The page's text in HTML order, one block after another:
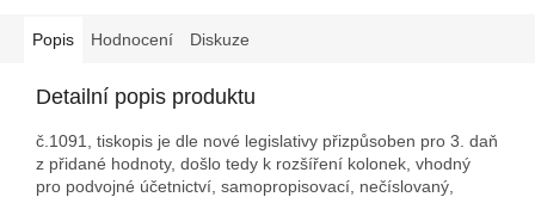
Popis Hodnocení Diskuze
Detailní popis produktu
č.1091, tiskopis je dle nové legislativy přizpůsoben pro 3. daň
z přidané hodnoty, došlo tedy k rozšíření kolonek, vhodný
pro podvojné účetnictví, samopropisovací, nečíslovaný,